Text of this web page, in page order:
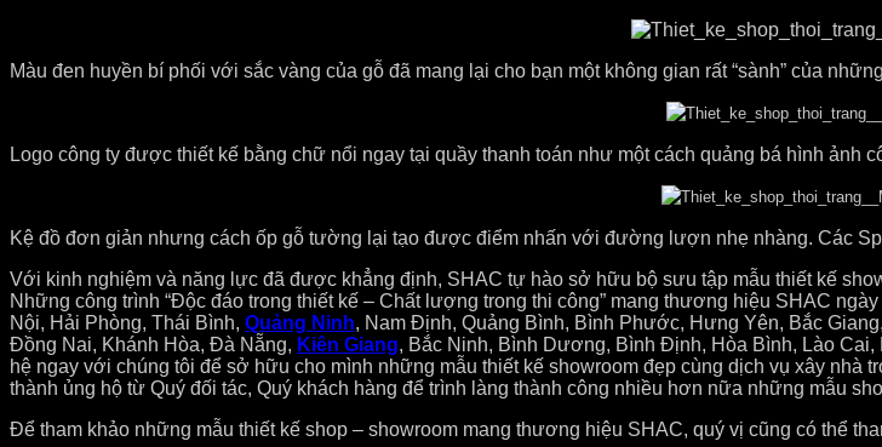
Màu đen huyền bí phối với sắc vàng của gỗ đã mang lại cho bạn một không gian rất “sành” của
Logo công ty được thiết kế bằng chữ nổi ngay tại quầy thanh toán như một cách quảng bá hình ảnh
Kệ đồ đơn giản nhưng cách ốp gỗ tường lại tạo được điểm nhấn với đường lượn nhẹ nhàng. Các
Với kinh nghiệm và năng lực đã được khẳng định, SHAC tự hào sở hữu bộ sưu tập mẫu thiết kế
Những công trình “Độc đáo trong thiết kế – Chất lượng trong thi công” mang thương hiệu SHAC
Nội, Hải Phòng, Thái Bình, Quảng Ninh, Nam Định, Quảng Bình, Bình Phước, Hưng Yên, Bắc
Đồng Nai, Khánh Hòa, Đà Nẵng, Kiên Giang, Bắc Ninh, Bình Dương, Bình Định, Hòa Bình, Lào Cai,
hệ ngay với chúng tôi để sở hữu cho mình những mẫu thiết kế showroom đẹp cùng dịch vụ xây
thành ủng hộ từ Quý đối tác, Quý khách hàng để trình làng thành công nhiều hơn nữa những mẫu
Để tham khảo những mẫu thiết kế shop – showroom mang thương hiệu SHAC, quý vị cũng có thể